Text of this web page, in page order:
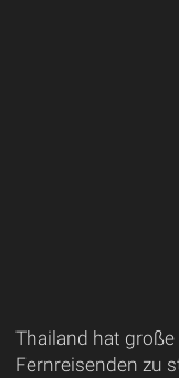
Thailand hat
Fernreisenden zu